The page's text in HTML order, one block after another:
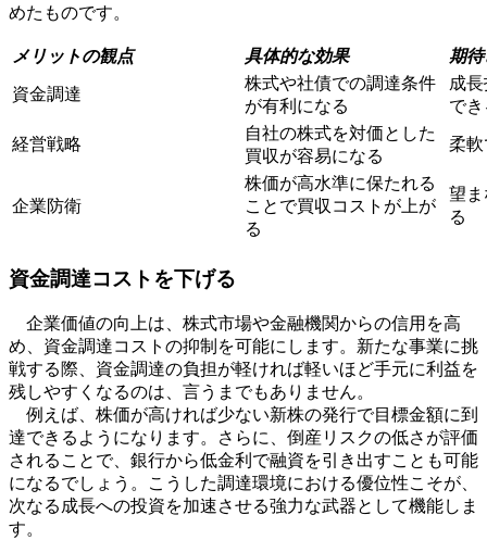
めたものです。
メリットの観点 具体的な効果 期
資金調達
株式や社債での調達条件
が有利になる
成
で
経営戦略
自社の株式を対価とした
買収が容易になる
柔
企業防衛
株価が高水準に保たれる
ことで買収コストが上が
る
望
る
資金調達コストを下げる
企業価値の向上は、株式市場や金融機関からの信用を高
め、資金調達コストの抑制を可能にします。新たな事業に挑
戦する際、資金調達の負担が軽ければ軽いほど手元に利益を
残しやすくなるのは、言うまでもありません。
例えば、株価が高ければ少ない新株の発行で目標金額に到
達できるようになります。さらに、倒産リスクの低さが評価
されることで、銀行から低金利で融資を引き出すことも可能
になるでしょう。こうした調達環境における優位性こそが、
次なる成長への投資を加速させる強力な武器として機能しま
す。